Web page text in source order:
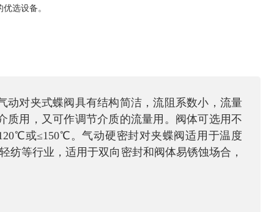
选设备。
动对夹式蝶阀具有结构简洁，流阻系数小，流量
用，又可作调节介质的流量用。阀体可选用不
℃或≤150℃。气动硬密封对夹蝶阀适用于温度
等行业，适用于双向密封和阀体易锈蚀场合，